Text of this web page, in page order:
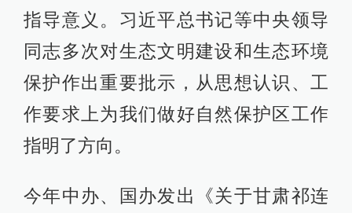
指导意义。习近平总书记等中央领导
同志多次对生态文明建设和生态环境
保护作出重要批示，从思想认识、工
作要求上为我们做好自然保护区工作
指明了方向。
今年中办、国办发出《关于甘肃祁连